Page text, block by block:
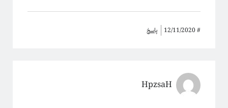
#
12/11/2020 پاسخ
HpzsaH